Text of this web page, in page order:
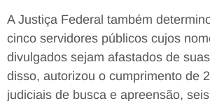
A Justiça Federal também
cinco servidores públicos cujos
divulgados sejam afastados de
disso, autorizou o cumprimento de
judiciais de busca e apreensão,